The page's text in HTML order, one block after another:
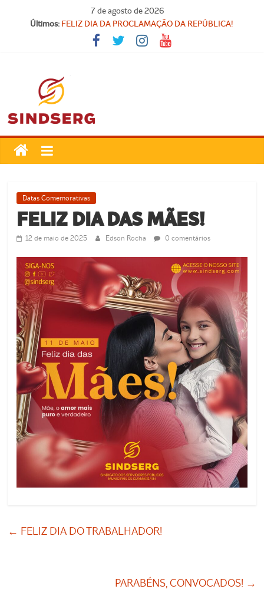
7 de agosto de 2026
Últimos:
SINDICATO FORTE, VOCÊ FORTE!
FELIZ DIA DA PROCLAMAÇÃO DA REPÚBLICA!
Parabéns, Convocados!
SindSerg
Guamaré
Sindicato
dos
Servidores
Públicos
Guamaré
SINDSERG
Datas Comemorativas
FELIZ DIA DAS MÃES!
12 de maio de 2025 Edson Rocha 0 comentários
← FELIZ DIA DO TRABALHADOR!
PARABÉNS, CONVOCADOS! →